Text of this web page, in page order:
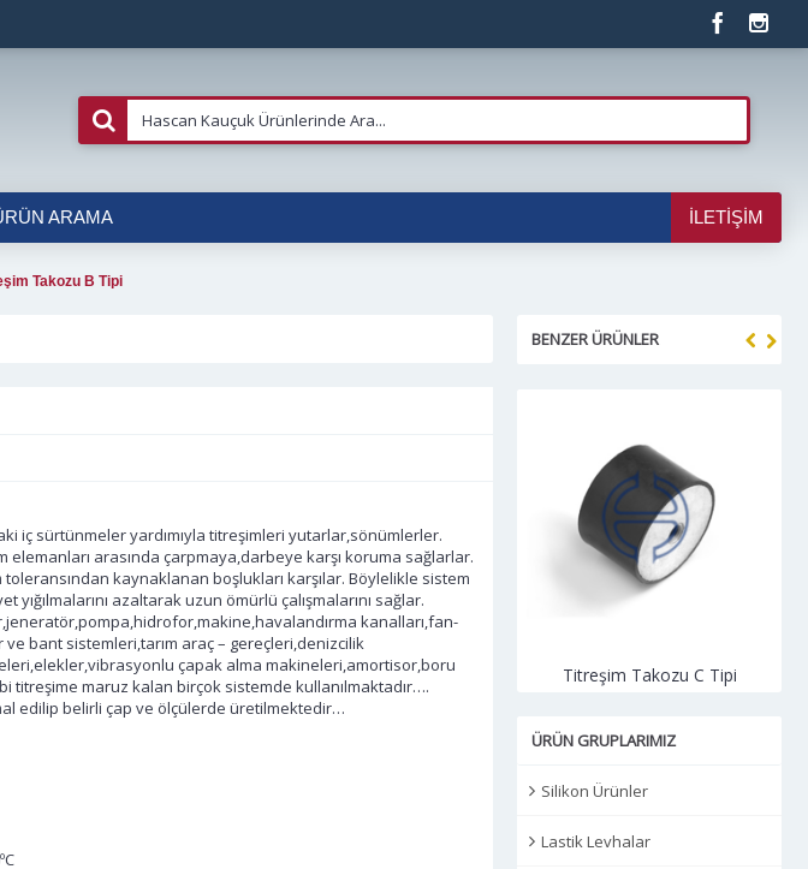
ARAMA İLETIŞIM
Takozu B Tipi
BENZER ÜRÜNLER
Silindirik Lastik Takoz Titreşim Takozu C Tipi
ÜRÜN GRUPLARIMIZ
Silikon Ürünler
Lastik Levhalar
iç sürtünmeler yardımıyla titreşimleri yutarlar,sönümlerler.
elemanları arasında çarpmaya,darbeye karşı koruma sağlarlar.
kaynaklanan boşlukları karşılar. Böylelikle sistem
azaltarak uzun ömürlü çalışmalarını sağlar.
kanalları,fan-
bant sistemleri,tarım araç – gereçleri,denizcilik
çapak alma makineleri,amortisor,boru
titreşime maruz kalan birçok sistemde kullanılmaktadır….
edilip belirli çap ve ölçülerde üretilmektedir…